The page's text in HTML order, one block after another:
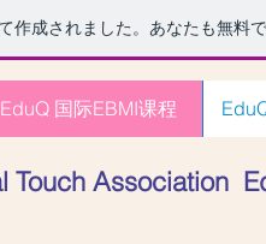
作成されました。あなたも無料
EduQ 国际EBMI课程
Touch Association